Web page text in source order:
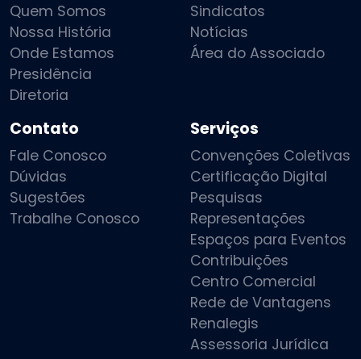
Quem Somos
Nossa História
Onde Estamos
Presidência
Diretoria
Sindicatos
Notícias
Área do Associado
Contato
Fale Conosco
Dúvidas
Sugestões
Trabalhe Conosco
Serviços
Convenções Coletivas
Certificação Digital
Pesquisas
Representações
Espaços para Eventos
Contribuições
Centro Comercial
Rede de Vantagens
Renalegis
Assessoria Jurídica